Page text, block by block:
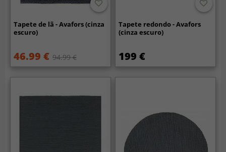
Tapete de lã - Avafors (cinza
escuro)
46.99 € 94.99 €
Tapete redondo - Avafors
(cinza escuro)
199 €